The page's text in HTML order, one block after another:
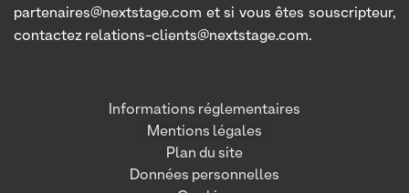
partenaires@nextstage.com et si vous êtes souscripteur,
contactez relations-clients@nextstage.com.
Informations réglementaires
Mentions légales
Plan du site
Données personnelles